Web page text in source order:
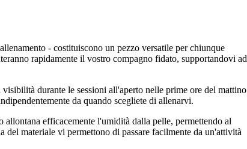
- costituiscono un pezzo versatile per chiunque
rapidamente il vostro compagno fidato, supportandovi ad
durante le sessioni all'aperto nelle prime ore del mattino
da quando scegliete di allenarvi.
efficacemente l'umidità dalla pelle, permettendo al
del materiale vi permettono di passare facilmente da un'attività